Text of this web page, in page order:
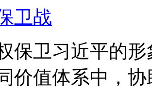
卫战
保卫习近平的
价值体系中，